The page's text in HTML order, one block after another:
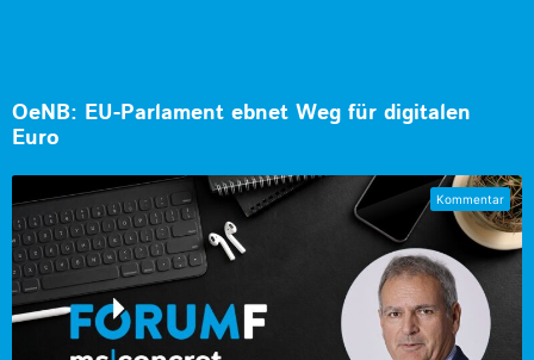
OeNB: EU-Parlament ebnet Weg für digitalen
Euro